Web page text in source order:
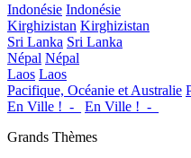
Indonésie Indonésie
Kirghizistan Kirghizistan
Sri Lanka Sri Lanka
Népal Népal
Laos Laos
Pacifique, Océanie et Australie
En Ville !_-_
En Ville !_-_
Grands Thèmes